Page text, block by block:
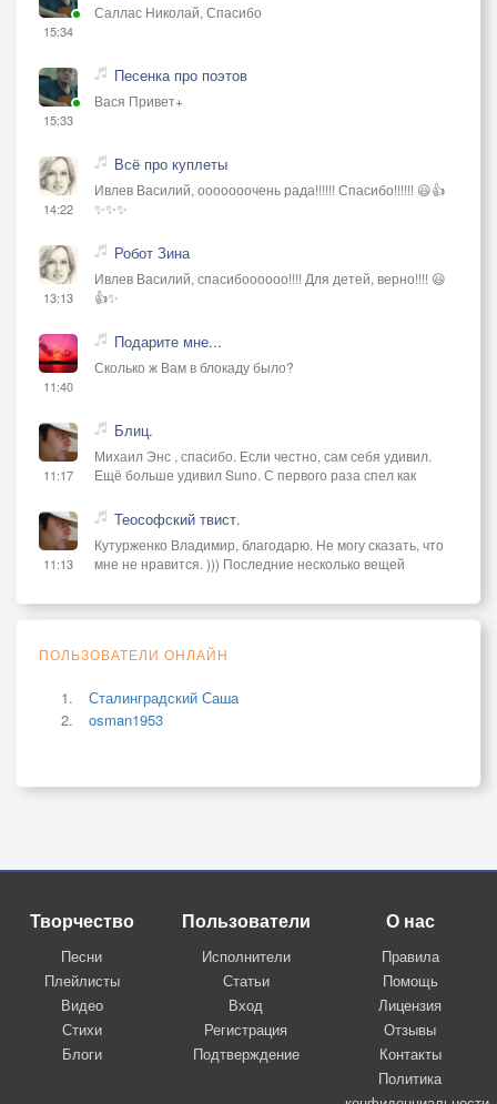
15:34
Саллас Николай, Спасибо
15:33
Песенка про поэтов
Вася Привет+
14:22
Всё про куплеты
Ивлев Василий, ооооооочень рада!!!!!! Спасибо!!!!!! 😃👍
✨✨✨
13:13
Робот Зина
Ивлев Василий, спасибоооооо!!!! Для детей, верно!!!! 😃
👍✨
11:40
Подарите мне...
Сколько ж Вам в блокаду было?
11:17
Блиц.
Михаил Энс , спасибо. Если честно, сам себя удивил.
Ещё больше удивил Suno. С первого раза спел как
11:13
Теософский твист.
Кутурженко Владимир, благодарю. Не могу сказать, что
мне не нравится. ))) Последние несколько вещей
ПОЛЬЗОВАТЕЛИ ОНЛАЙН
Сталинградский Саша
osman1953
Творчество
Песни
Плейлисты
Видео
Стихи
Блоги
Пользователи
Исполнители
Статьи
Вход
Регистрация
Подтверждение
О нас
Правила
Помощь
Лицензия
Отзывы
Контакты
Политика